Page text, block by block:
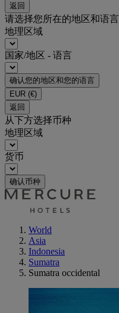
返回
请选择您所在的地区和语言
地理区域
国家/地区 - 语言
确认您的地区和您的语言
EUR (€)
返回
从下方选择币种
地理区域
货币
确认币种
World
Asia
Indonesia
Sumatra
Sumatra occidental